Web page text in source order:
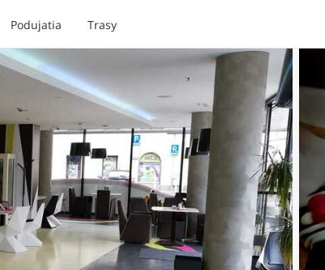
Podujatia Trasy